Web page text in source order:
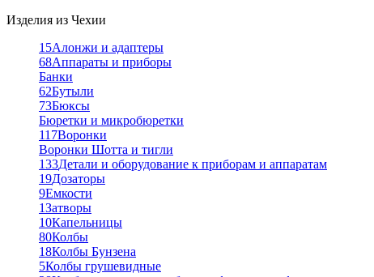
Изделия из Чехии
15Алонжи и адаптеры
68Аппараты и приборы
Банки
62Бутыли
73Бюксы
Бюретки и микробюретки
117Воронки
Воронки Шотта и тигли
133Детали и оборудование к приборам и аппаратам
19Дозаторы
9Емкости
1Затворы
10Капельницы
80Колбы
18Колбы Бунзена
5Колбы грушевидные